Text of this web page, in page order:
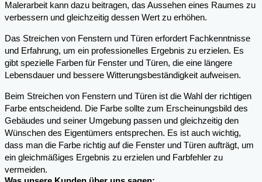
Malerarbeit kann dazu beitragen, das Aussehen eines Raumes zu
verbessern und gleichzeitig dessen Wert zu erhöhen.
Das Streichen von Fenstern und Türen erfordert Fachkenntnisse
und Erfahrung, um ein professionelles Ergebnis zu erzielen. Es
gibt spezielle Farben für Fenster und Türen, die eine längere
Lebensdauer und bessere Witterungsbeständigkeit aufweisen.
Beim Streichen von Fenstern und Türen ist die Wahl der richtigen
Farbe entscheidend. Die Farbe sollte zum Erscheinungsbild des
Gebäudes und seiner Umgebung passen und gleichzeitig den
Wünschen des Eigentümers entsprechen. Es ist auch wichtig,
dass man die Farbe richtig auf die Fenster und Türen aufträgt, um
ein gleichmäßiges Ergebnis zu erzielen und Farbfehler zu
vermeiden.